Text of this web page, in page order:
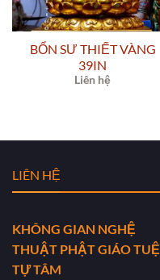
BỔN SƯ THIẾT VÀNG
39IN
Liên hệ
LIÊN HỆ
KHÔNG GIAN NGHỆ
THUẬT PHẬT GIÁO TUỆ
TỰ TÂM